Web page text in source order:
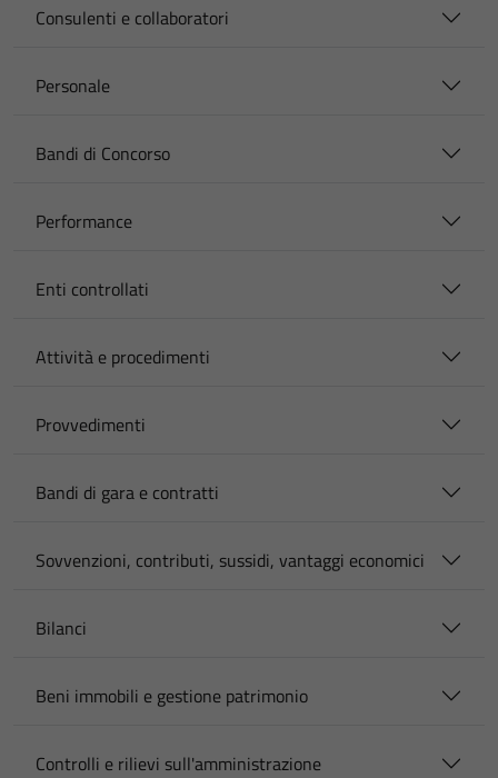
Consulenti e collaboratori
Personale
Bandi di Concorso
Performance
Enti controllati
Attività e procedimenti
Provvedimenti
Bandi di gara e contratti
Sovvenzioni, contributi, sussidi, vantaggi economici
Bilanci
Beni immobili e gestione patrimonio
Controlli e rilievi sull'amministrazione